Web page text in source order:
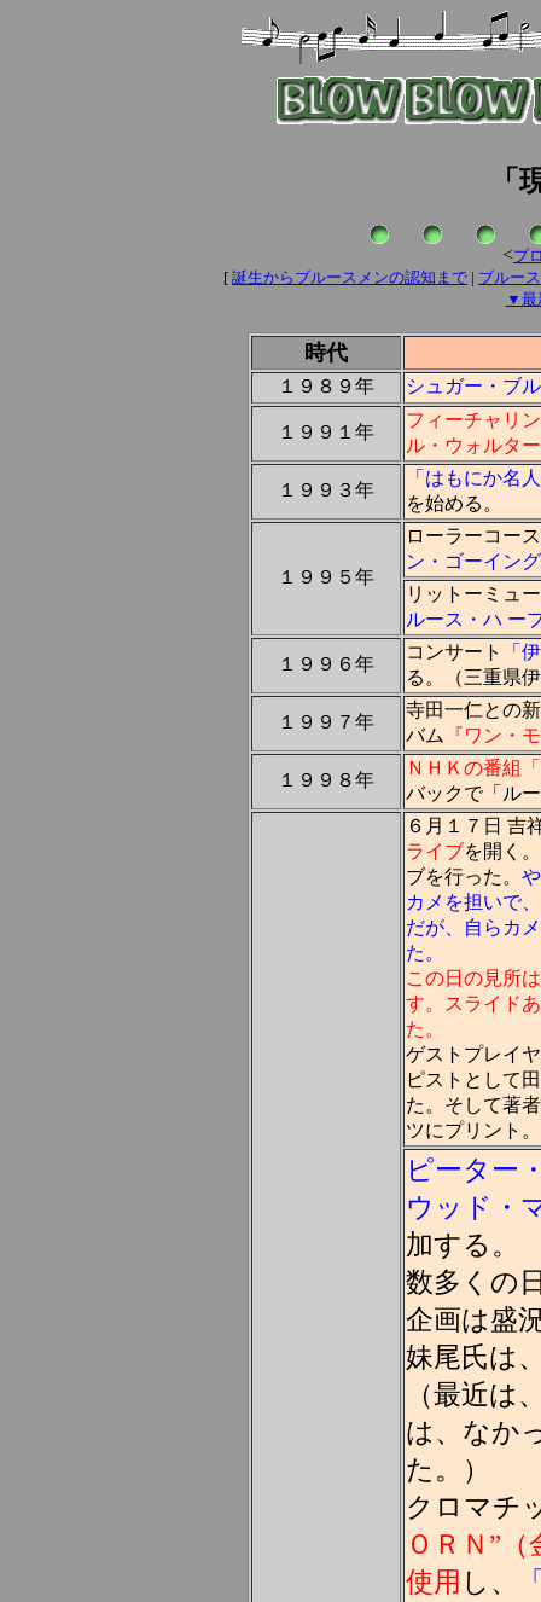
「
<プ
[ 誕生からブルースメンの認知まで | ブルー
▼最
時代
１９８９年 シュガー・ブ
１９９１年
フィーチャリ
ル・ウォルタ
１９９３年
「はもにか名
を始める。
１９９５年
ローラーコー
ン・ゴーイン
リットーミュ
ルース・ハ ー
１９９６年
コンサート
「
る。（三重県
１９９７年
寺田一仁との
バム
『ワン・
１９９８年
ＮＨＫの番組
バックで「ル
６月１７日 吉
ライブを開く
ブを行った。
カメを担いで
だが、
自らカ
た 。
この日の見所
す。スライド
た。
ゲストプレイ
ピストとして
た。そして著
ツにプリント。
ピーター
ウッド・
加する。
数多くの
企画は盛
妹尾氏は
（最近は
は、なか
た。）
クロマチ
ＯＲＮ”
使用 し、